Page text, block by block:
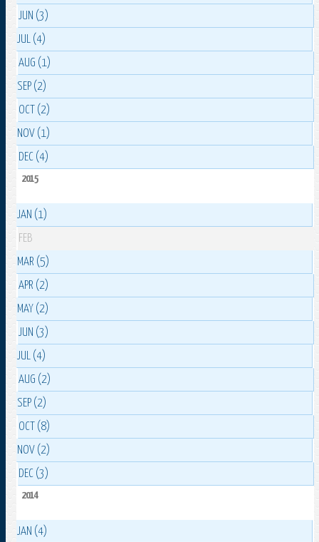
JUN (3)
JUL (4)
AUG (1)
SEP (2)
OCT (2)
NOV (1)
DEC (4)
2015
JAN (1)
FEB
MAR (5)
APR (2)
MAY (2)
JUN (3)
JUL (4)
AUG (2)
SEP (2)
OCT (8)
NOV (2)
DEC (3)
2014
JAN (4)